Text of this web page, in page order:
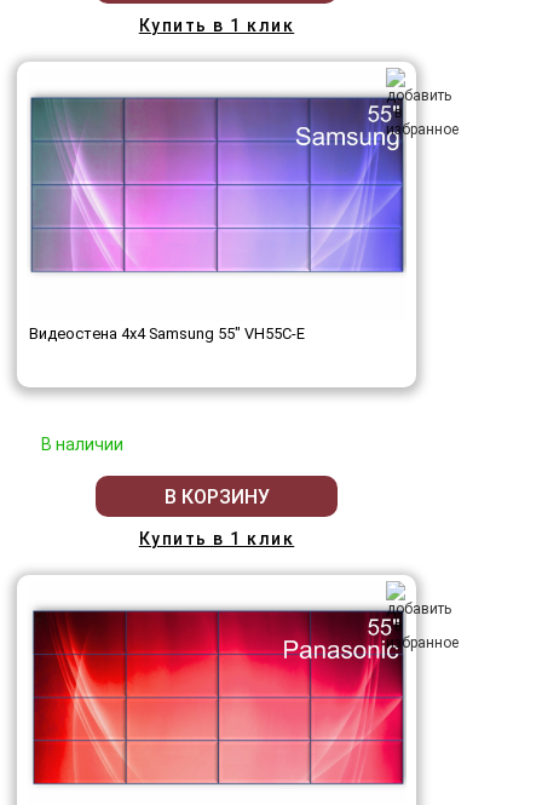
Купить в 1 клик
Видеостена 4x4 Samsung 55" VH55C-E
В наличии
В КОРЗИНУ
Купить в 1 клик